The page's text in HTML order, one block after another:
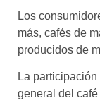
Los
más, cafés de
producidos de
La
general del